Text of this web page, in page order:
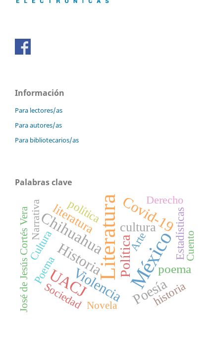
Información
Para lectores/as
Para autores/as
Para bibliotecarios/as
Palabras clave
LiteraturaMéxico
UACJ
Chihuahua
Historia
Covid-19
Poesía
Violencia
Política
cultura
poema
literatura Estadísticas
política
historia
Cultura
Poema
Arte
Sociedad
Derecho
Narrativa
Cuento
José de Jesús Cortés Vera Novela